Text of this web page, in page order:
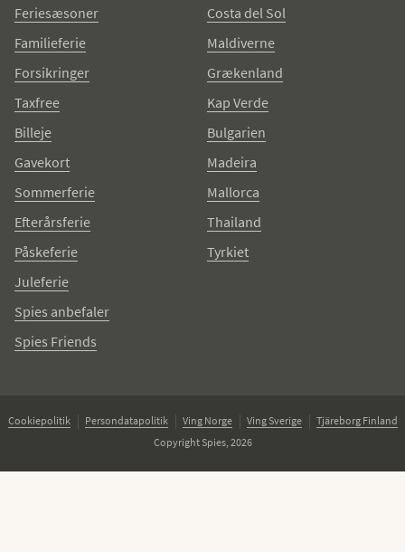
Feriesæsoner
Familieferie
Forsikringer
Taxfree
Billeje
Gavekort
Sommerferie
Efterårsferie
Påskeferie
Juleferie
Spies anbefaler
Spies Friends
Costa del Sol
Maldiverne
Grækenland
Kap Verde
Bulgarien
Madeira
Mallorca
Thailand
Tyrkiet
Cookiepolitik Persondatapolitik Ving Norge Ving Sverige
Tjäreborg Finland
Copyright Spies, 2026